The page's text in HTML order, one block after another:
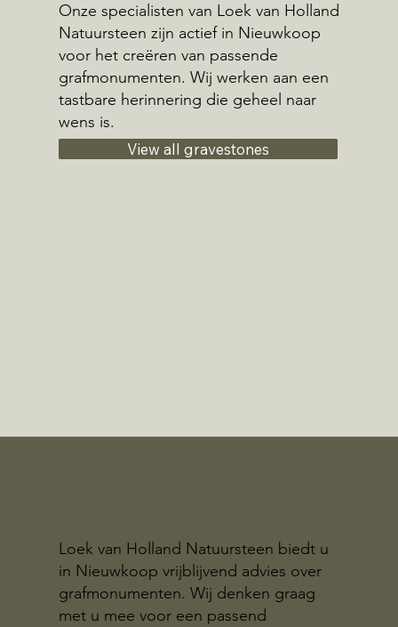
Onze specialisten van Loek van Holland
Natuursteen zijn actief in Nieuwkoop
voor het creëren van passende
grafmonumenten. Wij werken aan een
tastbare herinnering die geheel naar
wens is.
View all gravestones
Loek van Holland Natuursteen biedt u
in Nieuwkoop vrijblijvend advies over
grafmonumenten. Wij denken graag
met u mee voor een passend